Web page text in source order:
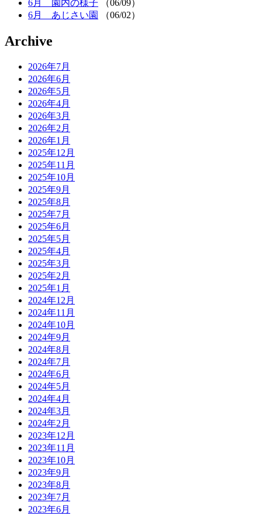
6月 園内の様子
（06/09）
6月 あじさい園
（06/02）
Archive
2026年7月
2026年6月
2026年5月
2026年4月
2026年3月
2026年2月
2026年1月
2025年12月
2025年11月
2025年10月
2025年9月
2025年8月
2025年7月
2025年6月
2025年5月
2025年4月
2025年3月
2025年2月
2025年1月
2024年12月
2024年11月
2024年10月
2024年9月
2024年8月
2024年7月
2024年6月
2024年5月
2024年4月
2024年3月
2024年2月
2023年12月
2023年11月
2023年10月
2023年9月
2023年8月
2023年7月
2023年6月